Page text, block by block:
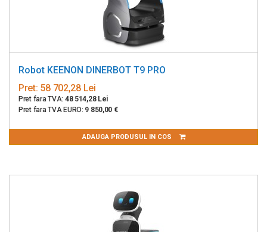
Robot KEENON DINERBOT T9 PRO
Pret: 58 702,28 Lei
Pret fara TVA: 48 514,28 Lei
Pret fara TVA EURO: 9 850,00 €
ADAUGA PRODUSUL IN COS